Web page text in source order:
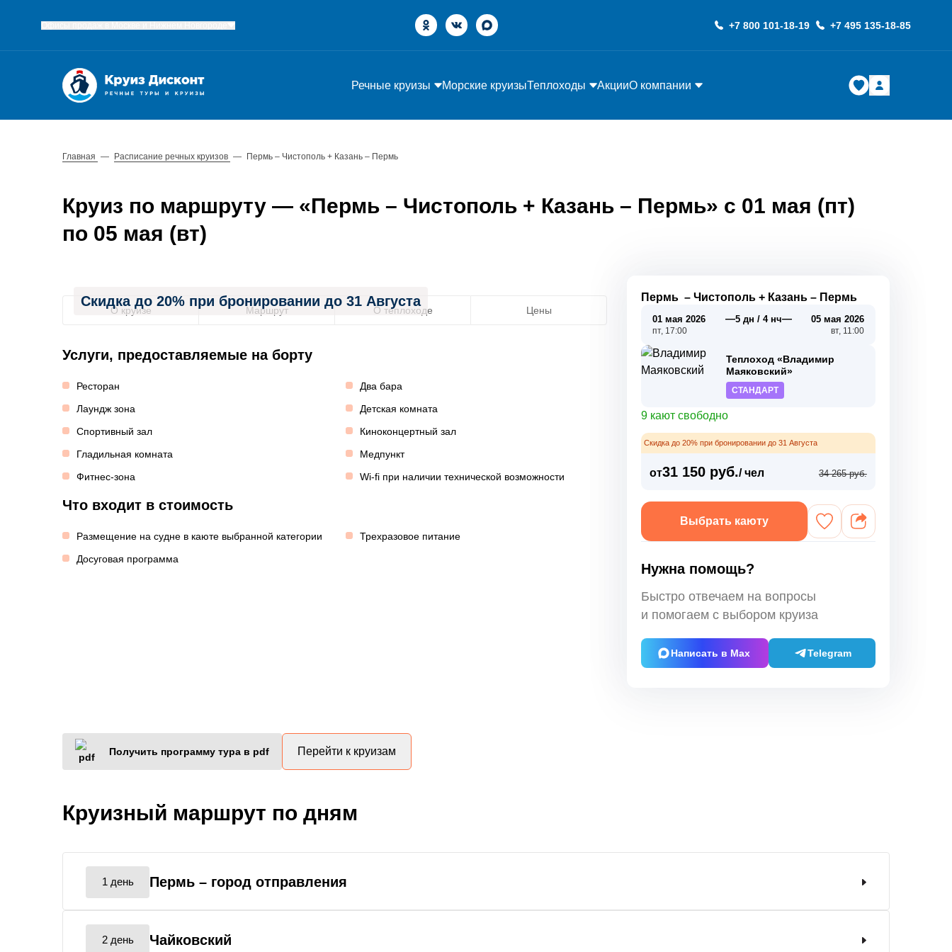
+7 800 101-18-19 +7 495 135-18-85
Речные круизы Морские круизыТеплоходы АкцииО компании
Главная — Расписание речных круизов — Пермь – Чистополь + Казань – Пермь
Круиз по маршруту — «Пермь – Чистополь + Казань – Пермь» с 01 мая (пт)
по 05 мая (вт)
Скидка до 20% при бронировании до 31 Августа
О круизе Маршрут О теплоходе Цены
Услуги, предоставляемые на борту
Ресторан
Два бара
Лаундж зона
Детская комната
Спортивный зал
Киноконцертный зал
Гладильная комната
Медпункт
Фитнес-зона
Wi-fi при наличии технической возможности
Что входит в стоимость
Размещение на судне в каюте выбранной категории
Трехразовое питание
Досуговая программа
Пермь –Чистополь + Казань – Пермь
01 мая 2026
пт, 17:00
—5 дн / 4 нч— 05 мая 2026
вт, 11:00
Теплоход «Владимир
Маяковский»
СТАНДАРТ
9 кают свободно
Скидка до 20% при бронировании до 31 Августа
от31 150 руб./ чел 34 265 руб.
Выбрать каюту
Нужна помощь?
Быстро отвечаем на вопросы
и помогаем с выбором круиза
Написать в Max Telegram
Получить программу тура в pdf Перейти к круизам
Круизный маршрут по дням
1 день Пермь – город отправления
2 день Чайковский